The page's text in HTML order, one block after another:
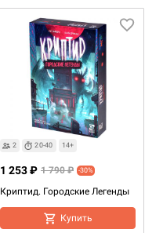
2 20-40 14+
Криптид. Городские Легенды
1 253 ₽ 1 790 ₽ -30%
Купить